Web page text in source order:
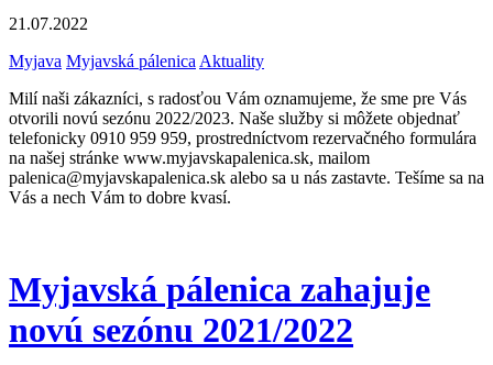
21.07.2022
Myjava Myjavská pálenica Aktuality
Milí naši zákazníci, s radosťou Vám oznamujeme, že sme pre Vás
otvorili novú sezónu 2022/2023. Naše služby si môžete objednať
telefonicky 0910 959 959, prostredníctvom rezervačného formulára
na našej stránke www.myjavskapalenica.sk, mailom
palenica@myjavskapalenica.sk alebo sa u nás zastavte. Tešíme sa na
Vás a nech Vám to dobre kvasí.
Myjavská pálenica zahajuje
novú sezónu 2021/2022